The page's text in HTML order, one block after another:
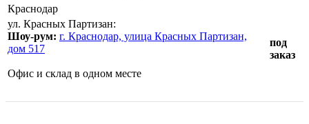
Краснодар
ул. Красных Партизан:
Шоу-рум: г. Краснодар, улица Красных Партизан,
дом 517
Офис и склад в одном месте
под
заказ